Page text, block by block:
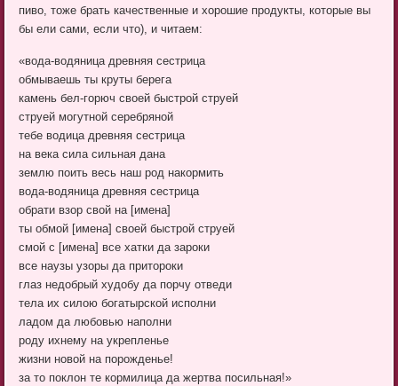
пиво, тоже брать качественные и хорошие продукты, которые вы
бы ели сами, если что), и читаем:
«вода-водяница древняя сестрица
обмываешь ты круты берега
камень бел-горюч своей быстрой струей
струей могутной серебряной
тебе водица древняя сестрица
на века сила сильная дана
землю поить весь наш род накормить
вода-водяница древняя сестрица
обрати взор свой на [имена]
ты обмой [имена] своей быстрой струей
смой с [имена] все хатки да зароки
все наузы узоры да притороки
глаз недобрый худобу да порчу отведи
тела их силою богатырской исполни
ладом да любовью наполни
роду ихнему на укрепленье
жизни новой на порожденье!
за то поклон те кормилица да жертва посильная!»